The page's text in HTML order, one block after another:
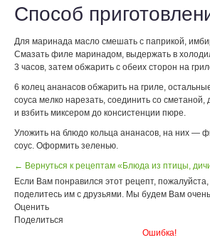
Способ
Для маринада масло смешать с паприкой,
Смазать филе маринадом, выдержать в
3 часов, затем обжарить с обеих сторон на
6 колец ананасов обжарить на гриле,
соуса мелко нарезать, соединить со сметаной,
и взбить миксером до консистенции пюре.
Уложить на блюдо кольца ананасов, на них —
соус. Оформить зеленью.
← Вернуться к рецептам «Блюда из птицы,
Если Вам понравился этот рецепт,
поделитесь им с друзьями. Мы будем Вам
Оценить
Поделиться
Ошибка!